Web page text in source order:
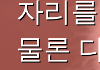
자리
물론